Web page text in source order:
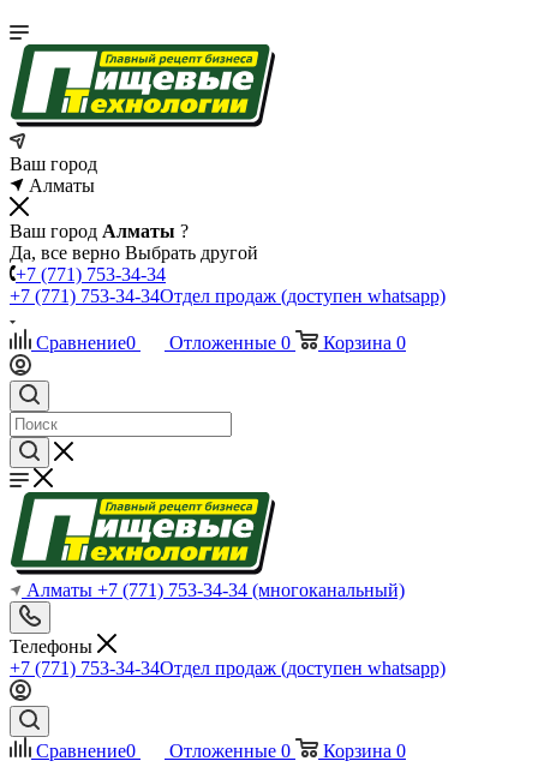
Ваш город
Алматы
Ваш город Алматы ?
Да, все верно Выбрать другой
+7 (771) 753-34-34
+7 (771) 753-34-34Отдел продаж (доступен whatsapp)
Сравнение0 Отложенные 0 Корзина 0
Алматы +7 (771) 753-34-34 (многоканальный)
Телефоны
+7 (771) 753-34-34Отдел продаж (доступен whatsapp)
Сравнение0 Отложенные 0 Корзина 0